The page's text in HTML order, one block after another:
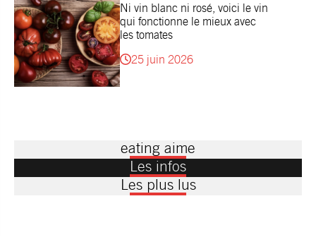
Ni vin blanc ni rosé, voici le vin
qui fonctionne le mieux avec
les tomates
25 juin 2026
eating aime
Les infos
Les plus lus